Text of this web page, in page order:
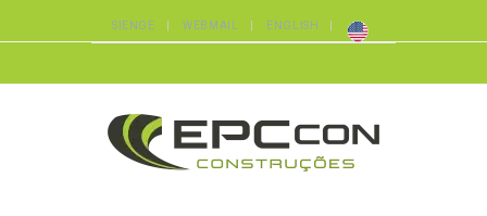
SIENGE WEBMAIL ENGLISH